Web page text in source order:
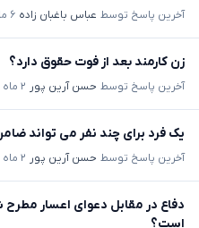
آخرین پاسخ توسط عباس باغبان زاده ۶ ماه پیش
زن کارمند بعد از فوت حقوق دارد؟
آخرین پاسخ توسط حسن آرین پور ۲ ماه پیش
یک فرد برای چند نفر می تواند
آخرین پاسخ توسط حسن آرین پور ۲ ماه پیش
دفاع در مقابل دعوای اعسار
است؟